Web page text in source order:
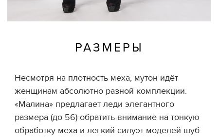
РАЗМЕРЫ
Несмотря на плотность меха, мутон идёт
женщинам абсолютно разной комплекции.
«Малина» предлагает леди элегантного
размера (до 56) обратить внимание на тонкую
обработку меха и легкий силуэт моделей шуб